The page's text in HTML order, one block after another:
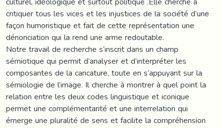
critiquer tous les vices et les injustices de la société d’une
façon humoristique et fait de cette représentation une
dénonciation qui la rend une arme redoutable.
Notre travail de recherche s’inscrit dans un champ
sémiotique qui permit d’analyser et d’interpréter les
composantes de la caricature, toute en s’appuyant sur la
sémiologie de l’image. Il cherche à montrer à quel point la
relation entre les deux codes linguistique et iconique
permet une complémentarité et une interrelation qui
émerge une pluralité de sens et facilite la compréhension